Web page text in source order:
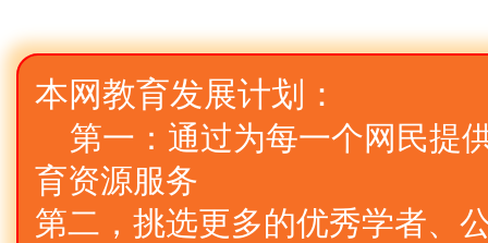
本网教育发展计划：
第一：通过为每一个网民提
育资源服务
第二，挑选更多的优秀学者、